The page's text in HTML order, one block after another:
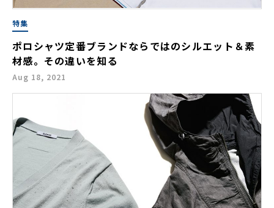
特集
ポロシャツ定番ブランドならではのシルエット＆素
材感。その違いを知る
Aug 18, 2021